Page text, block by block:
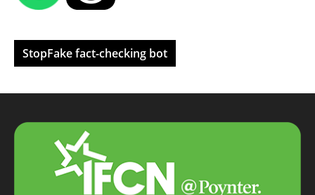
StopFake fact-checking bot